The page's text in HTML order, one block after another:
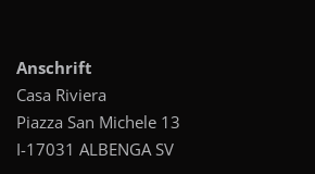
Anschrift
Casa Riviera
Piazza San Michele 13
I-17031 ALBENGA SV